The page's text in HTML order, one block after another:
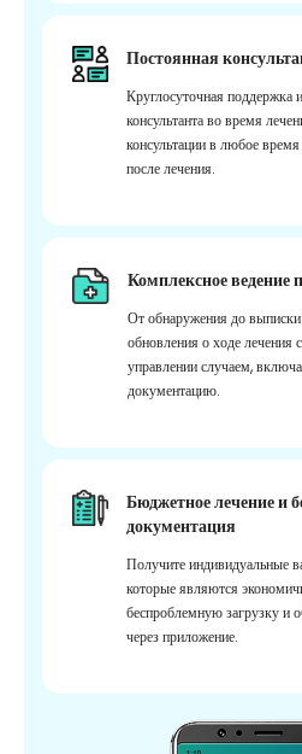
Постоянная
Круглосуточная поддержка
консультанта во время
консультации в любое
после лечения.
Комплексное ведение
От обнаружения до
обновления о ходе
управлении случаем,
документацию.
Бюджетное лечение и
документация
Получите индивидуальные
которые являются
беспроблемную загрузку и
через приложение.